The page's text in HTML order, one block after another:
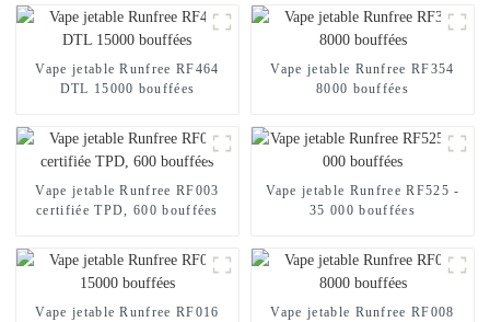
Vape jetable Runfree RF464
DTL 15000 bouffées
Vape jetable Runfree RF354
8000 bouffées
Vape jetable Runfree RF003
certifiée TPD, 600 bouffées
Vape jetable Runfree RF525 -
35 000 bouffées
Vape jetable Runfree RF016
Vape jetable Runfree RF008